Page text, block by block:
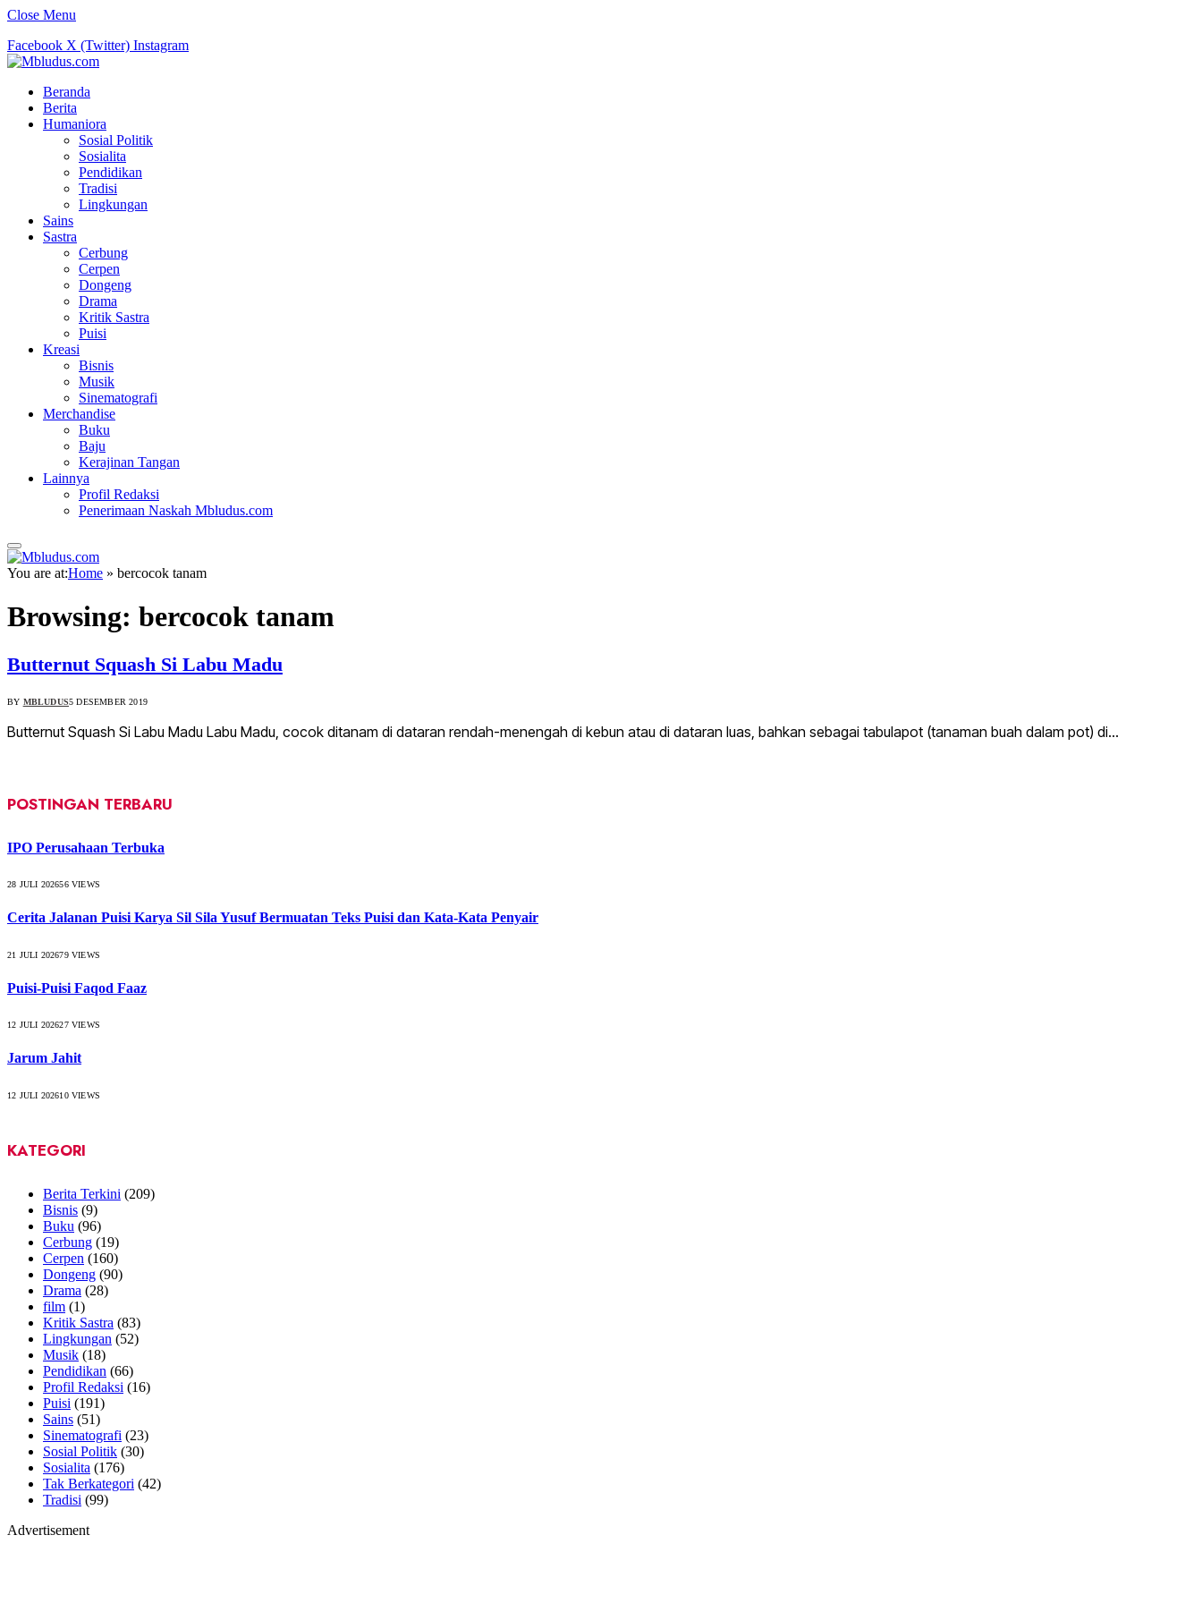
Close Menu
Facebook X (Twitter) Instagram
Beranda
Berita
Humaniora
Sosial Politik
Sosialita
Pendidikan
Tradisi
Lingkungan
Sains
Sastra
Cerbung
Cerpen
Dongeng
Drama
Kritik Sastra
Puisi
Kreasi
Bisnis
Musik
Sinematografi
Merchandise
Buku
Baju
Kerajinan Tangan
Lainnya
Profil Redaksi
Penerimaan Naskah Mbludus.com
You are at:Home » bercocok tanam
Browsing: bercocok tanam
Butternut Squash Si Labu Madu
BY MBLUDUS5 DESEMBER 2019
Butternut Squash Si Labu Madu Labu Madu, cocok ditanam di dataran rendah-menengah di kebun atau di dataran luas, bahkan sebagai tabulapot (tanaman buah dalam pot) di…
POSTINGAN TERBARU
IPO Perusahaan Terbuka
28 JULI 202656VIEWS
Cerita Jalanan Puisi Karya Sil Sila Yusuf Bermuatan Teks Puisi dan Kata-Kata Penyair
21 JULI 202679VIEWS
Puisi-Puisi Faqod Faaz
12 JULI 202627VIEWS
Jarum Jahit
12 JULI 202610VIEWS
KATEGORI
Berita Terkini (209)
Bisnis (9)
Buku (96)
Cerbung (19)
Cerpen (160)
Dongeng (90)
Drama (28)
film (1)
Kritik Sastra (83)
Lingkungan (52)
Musik (18)
Pendidikan (66)
Profil Redaksi (16)
Puisi (191)
Sains (51)
Sinematografi (23)
Sosial Politik (30)
Sosialita (176)
Tak Berkategori (42)
Tradisi (99)
Advertisement